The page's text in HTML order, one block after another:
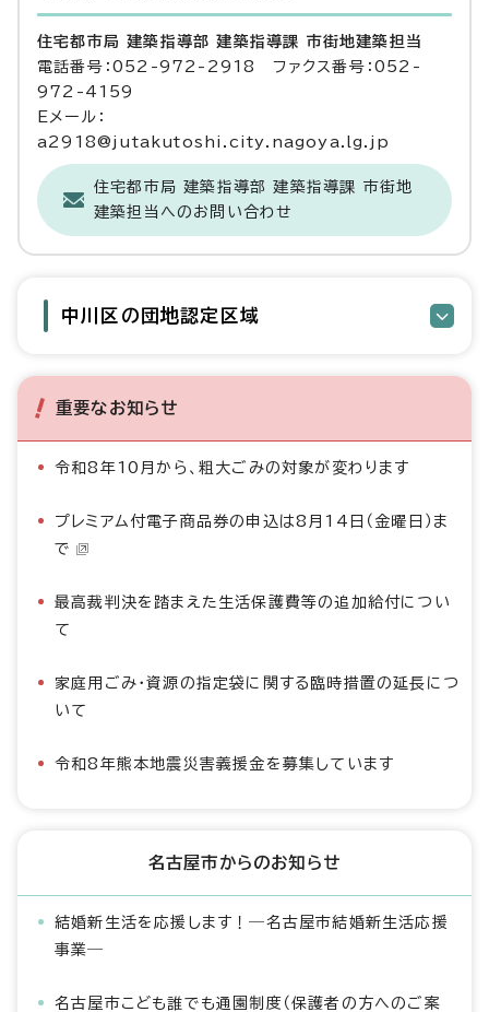
住宅都市局 建築指導部 建築指導課 市街地建築担当
電話番号：052-972-2918 ファクス番号：052-
972-4159
Eメール：
a2918@jutakutoshi.city.nagoya.lg.jp
住宅都市局 建築指導部 建築指導課 市街地
建築担当へのお問い合わせ
中川区の団地認定区域
重要なお知らせ
令和8年10月から、粗大ごみの対象が変わります
プレミアム付電子商品券の申込は8月14日（金曜日）ま
で
最高裁判決を踏まえた生活保護費等の追加給付につい
て
家庭用ごみ・資源の指定袋に関する臨時措置の延長につ
いて
令和8年熊本地震災害義援金を募集しています
名古屋市からのお知らせ
結婚新生活を応援します！―名古屋市結婚新生活応援
事業―
名古屋市こども誰でも通園制度（保護者の方へのご案